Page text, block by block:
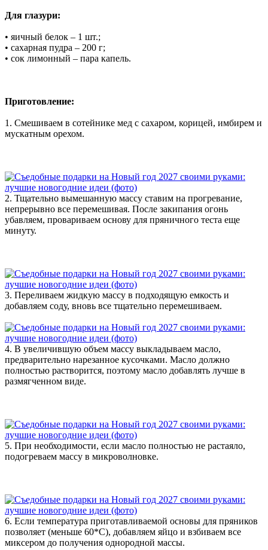
Для глазури:
• яичный белок – 1 шт.;
• сахарная пудра – 200 г;
• сок лимонный – пара капель.
Приготовление:
1. Смешиваем в сотейнике мед с сахаром, корицей, имбирем и
мускатным орехом.
2. Тщательно вымешанную массу ставим на прогревание,
непрерывно все перемешивая. После закипания огонь
убавляем, провариваем основу для пряничного теста еще
минуту.
3. Переливаем жидкую массу в подходящую емкость и
добавляем соду, вновь все тщательно перемешиваем.
4. В увеличившую объем массу выкладываем масло,
предварительно нарезанное кусочками. Масло должно
полностью растворится, поэтому масло добавлять лучше в
размягченном виде.
5. При необходимости, если масло полностью не растаяло,
подогреваем массу в микроволновке.
6. Если температура приготавливаемой основы для пряников
позволяет (меньше 60*С), добавляем яйцо и взбиваем все
миксером до получения однородной массы.